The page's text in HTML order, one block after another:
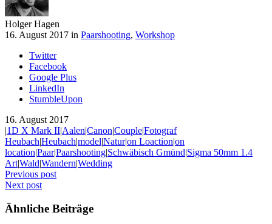
Holger Hagen
16. August 2017 in Paarshooting, Workshop
Twitter
Facebook
Google Plus
LinkedIn
StumbleUpon
16. August 2017
|1D X Mark II|Aalen|Canon|Couple|Fotograf
Heubach|Heubach|model|Natur|on Loaction|on
location|Paar|Paarshooting|Schwäbisch Gmünd|Sigma 50mm 1.4
Art|Wald|Wandern|Wedding
Previous post
Next post
Ähnliche Beiträge